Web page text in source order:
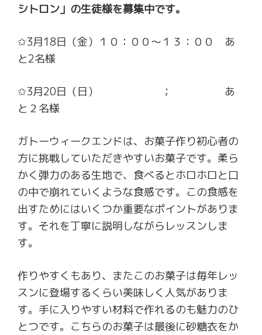
シトロン」の生徒様を募集中です。
✩3月18日（金）１０：００～１３：００ あ
と2名様
✩3月20日（日） ； あ
と２名様
ガトーウィークエンドは、お菓子作り初心者の
方に挑戦していただきやすいお菓子です。柔ら
かく弾力のある生地で、食べるとホロホロと口
の中で崩れていくような食感です。この食感を
出すためにはいくつか重要なポイントがありま
す。それを丁寧に説明しながらレッスンしま
す。
作りやすくもあり、またこのお菓子は毎年レッ
スンに登場するくらい美味しく人気がありま
す。手に入りやすい材料で作れるのも魅力のひ
とつです。こちらのお菓子は最後に砂糖衣をか